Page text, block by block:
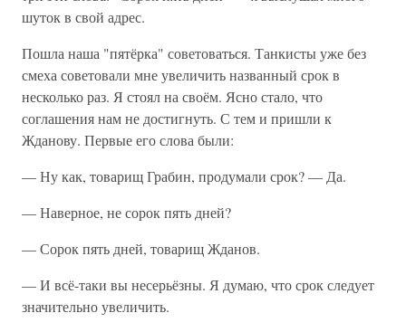
шуток в свой адрес.
Пошла наша "пятёрка" советоваться. Танкисты уже без
смеха советовали мне увеличить названный срок в
несколько раз. Я стоял на своём. Ясно стало, что
соглашения нам не достигнуть. С тем и пришли к
Жданову. Первые его слова были:
— Ну как, товарищ Грабин, продумали срок? — Да.
— Наверное, не сорок пять дней?
— Сорок пять дней, товарищ Жданов.
— И всё-таки вы несерьёзны. Я думаю, что срок следует
значительно увеличить.